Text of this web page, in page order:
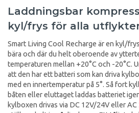
Laddningsbar
kyl/frys för alla
Smart Living Cool Recharge är en kyl/
bära och där du helt oberoende av
temperaturen mellan +20°C och -20°C.
att den har ett batteri som kan driva
med en innertemperatur på 5°. Så fort
båten eller eluttaget laddas batteriet
kylboxen drivas via DC 12V/24V eller